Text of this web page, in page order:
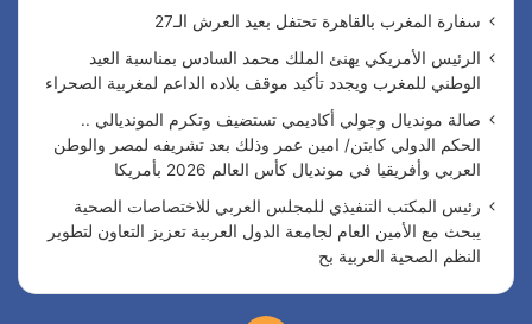
سفارة المغرب بالقاهرة تحتفل بعيد العرش الـ27
الرئيس الأمريكي يهنئ الملك محمد السادس بمناسبة العيد
الوطني للمغرب ويجدد تأكيد موقف بلاده الداعم لمغربية الصحراء
صالة مونديال وجولي أكاديمي تستضيف وتكرم المونديالي ..
الحكم الدولي كابتن/ امين عمر وذلك بعد تشريفه لمصر والوطن
العربي وأفريقيا في مونديال كأس العالم 2026 بأمريكا
رئيس المكتب التنفيذي للمجلس العربي للاختصاصات الصحية
يبحث مع الأمين العام لجامعة الدول العربية تعزيز التعاون لتطوير
النظم الصحية العربية بح